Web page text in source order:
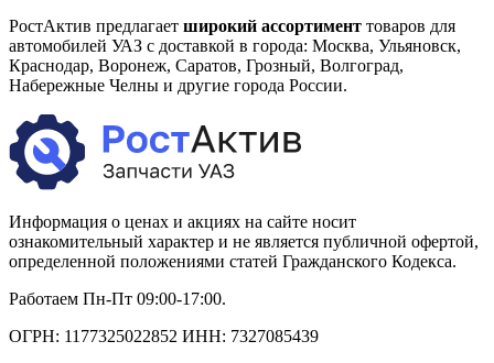
РостАктив предлагает широкий ассортимент товаров для
автомобилей УАЗ с доставкой в города: Москва, Ульяновск,
Краснодар, Воронеж, Саратов, Грозный, Волгоград,
Набережные Челны и другие города России.
Информация о ценах и акциях на сайте носит
ознакомительный характер и не является публичной офертой,
определенной положениями статей Гражданского Кодекса.
Работаем Пн-Пт 09:00-17:00.
ОГРН: 1177325022852 ИНН: 7327085439